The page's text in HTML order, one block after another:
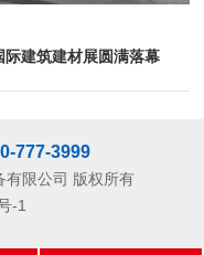
建筑建材展圆满落幕
777-3999
限公司
版权所有
-1